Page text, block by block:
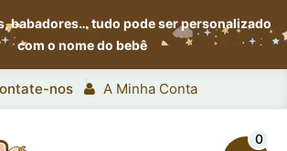
babadores…tudo pode ser personalizado
com o nome do bebê
nos A Minha Conta
0